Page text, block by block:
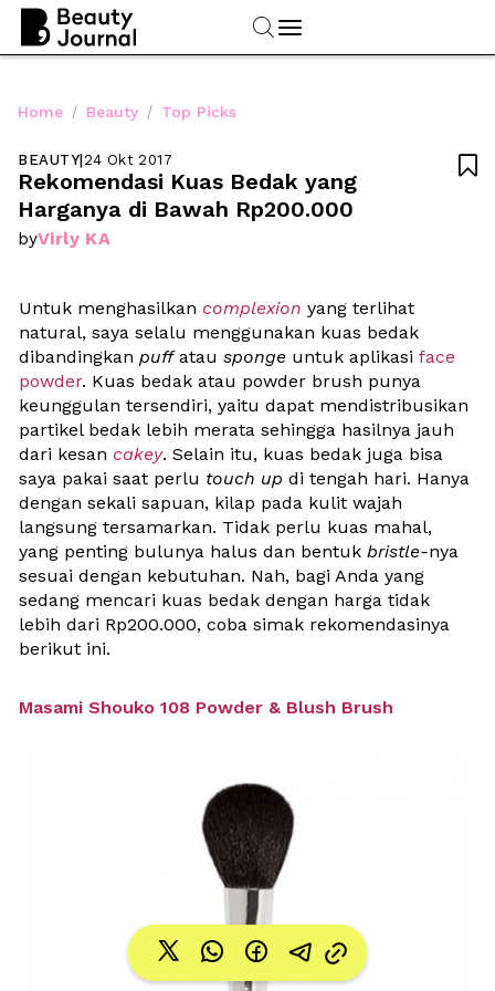
Home / Beauty / Top Picks
BEAUTY|24 Okt 2017
Rekomendasi Kuas Bedak yang
Harganya di Bawah Rp200.000
byVirly KA

Untuk menghasilkan complexion yang terlihat
natural, saya selalu menggunakan kuas bedak
dibandingkan puff atau sponge untuk aplikasi face
powder. Kuas bedak atau powder brush punya
keunggulan tersendiri, yaitu dapat mendistribusikan
partikel bedak lebih merata sehingga hasilnya jauh
dari kesan cakey. Selain itu, kuas bedak juga bisa
saya pakai saat perlu touch up di tengah hari. Hanya
dengan sekali sapuan, kilap pada kulit wajah
langsung tersamarkan. Tidak perlu kuas mahal,
yang penting bulunya halus dan bentuk bristle-nya
sesuai dengan kebutuhan. Nah, bagi Anda yang
sedang mencari kuas bedak dengan harga tidak
lebih dari Rp200.000, coba simak rekomendasinya
berikut ini.
Masami Shouko 108 Powder & Blush Brush